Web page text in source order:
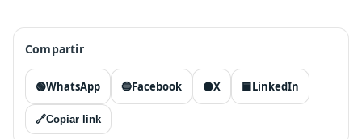
Compartir
🟢WhatsApp 🔵Facebook ⚫X 🟦LinkedIn
🔗Copiar link